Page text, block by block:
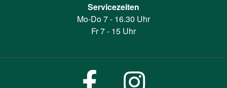
Servicezeiten
Mo-Do 7 - 16.30 Uhr
Fr 7 - 15 Uhr